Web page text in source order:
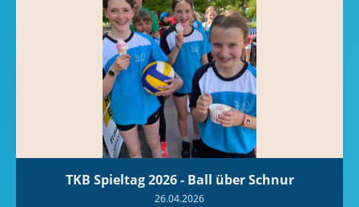
TKB Spieltag 2026 - Ball über Schnur
26.04.2026